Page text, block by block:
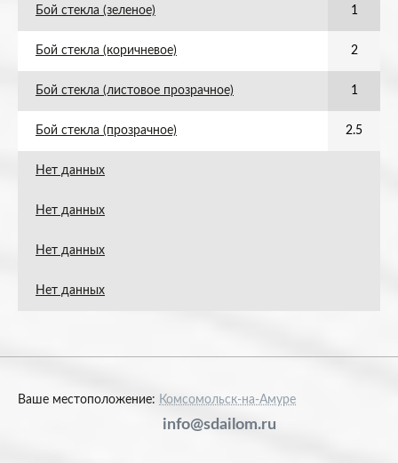
Бой стекла (зеленое) 1
Бой стекла (коричневое) 2
Бой стекла (листовое прозрачное) 1
Бой стекла (прозрачное) 2.5
Нет данных
Нет данных
Нет данных
Нет данных
Ваше местоположение: Комсомольск-на-Амуре
info@sdailom.ru